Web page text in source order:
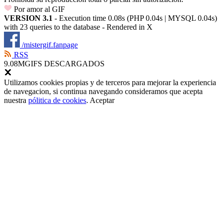
Por amor al GIF
VERSION 3.1 - Execution time 0.08s (PHP 0.04s | MYSQL 0.04s)
with 23 queries to the database - Rendered in X
/mistergif.fanpage
RSS
9.08MGIFS DESCARGADOS
Utilizamos cookies propias y de terceros para mejorar la experiencia
de navegacion, si continua navegando consideramos que acepta
nuestra pólitica de cookies. Aceptar